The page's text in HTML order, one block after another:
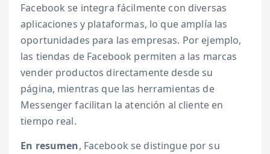
Facebook se integra fácilmente con diversas
aplicaciones y plataformas, lo que amplía las
oportunidades para las empresas. Por ejemplo,
las tiendas de Facebook permiten a las marcas
vender productos directamente desde su
página, mientras que las herramientas de
Messenger facilitan la atención al cliente en
tiempo real.
En resumen, Facebook se distingue por su